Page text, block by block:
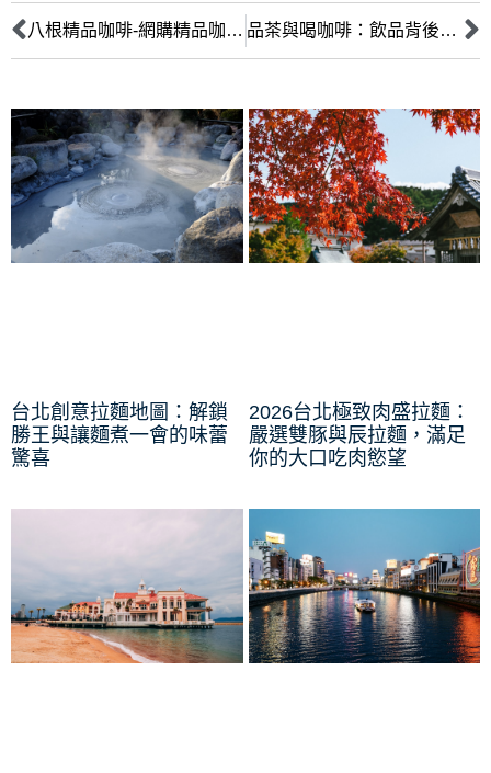
八根精品咖啡-網購精品咖啡推薦品牌 品茶與喝咖啡：飲品背後的文化之旅
台北創意拉麵地圖：解鎖
勝王與讓麵煮一會的味蕾
驚喜
2026台北極致肉盛拉麵：
嚴選雙豚與辰拉麵，滿足
你的大口吃肉慾望